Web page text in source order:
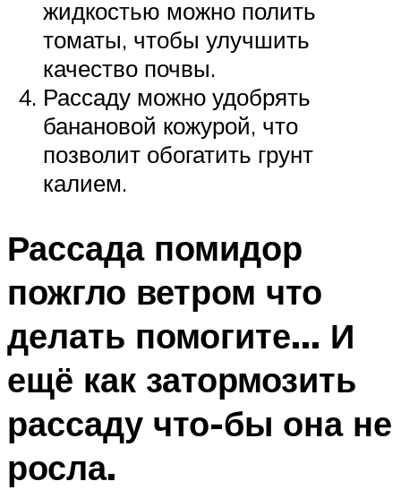
жидкостью можно полить
томаты, чтобы улучшить
качество почвы.
Рассаду можно удобрять
банановой кожурой, что
позволит обогатить грунт
калием.
Рассада помидор
пожгло ветром что
делать помогите… И
ещё как затормозить
рассаду что-бы она не
росла.